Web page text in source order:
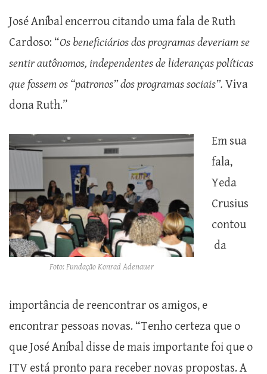
José Aníbal encerrou citando uma fala de Ruth
Cardoso: “Os beneficiários dos programas deveriam se
sentir autônomos, independentes de lideranças políticas
que fossem os “patronos” dos programas sociais”. Viva
dona Ruth.”
Foto: Fundação Konrad Adenauer
Em sua
fala,
Yeda
Crusius
contou
da
importância de reencontrar os amigos, e
encontrar pessoas novas. “Tenho certeza que o
que José Aníbal disse de mais importante foi que o
ITV está pronto para receber novas propostas. A